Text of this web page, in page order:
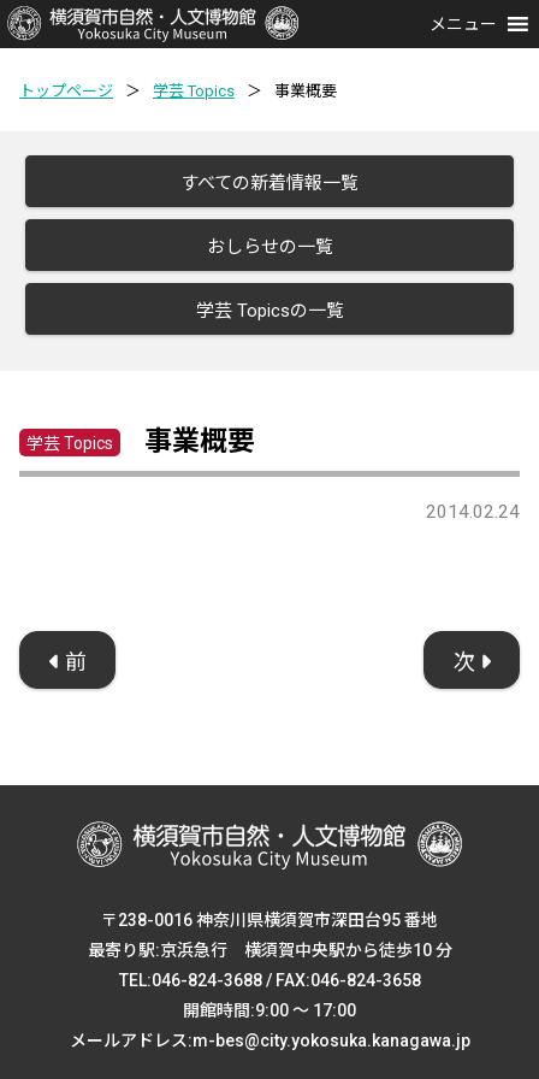
メニュー
トップページ ＞ 学芸 Topics ＞ 事業概要
すべての新着情報一覧
おしらせの一覧
学芸 Topicsの一覧
学芸 Topics 事業概要
2014.02.24
前 次
〒238-0016 神奈川県横須賀市深田台95 番地
最寄り駅:京浜急行 横須賀中央駅から徒歩10 分
TEL:046-824-3688 / FAX:046-824-3658
開館時間:9:00 ～ 17:00
メールアドレス:m-bes@city.yokosuka.kanagawa.jp